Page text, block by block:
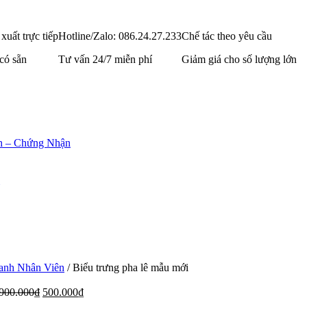
trực tiếp
sẵn
Hotline/Zalo: 086.24.27.233
Tư vấn 24/7 miễn phí
Chế tác theo yêu cầu
Giảm giá cho số lượng lớn
– Chứng Nhận
Nhân Viên /Biểu trưng pha lê mẫu mới
₫ 500.000₫